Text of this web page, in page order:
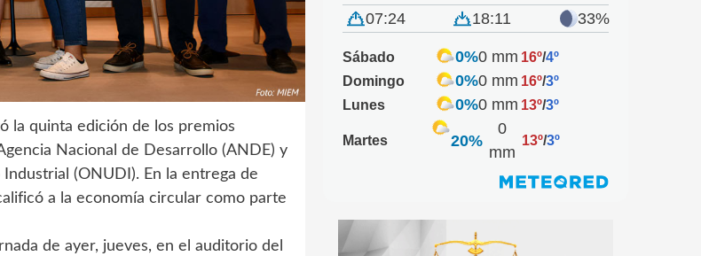
la quinta edición de los premios
Nacional de Desarrollo (ANDE) y
(ONUDI). En la entrega de
a la economía circular como parte
de ayer, jueves, en el auditorio del
07:24 18:11 33%
Sábado 0%0 mm 16º/4º
Domingo
0%0 mm 16º/3º
Lunes
0%0 mm 13º/3º
Martes 20%
0
mm
13º/3º